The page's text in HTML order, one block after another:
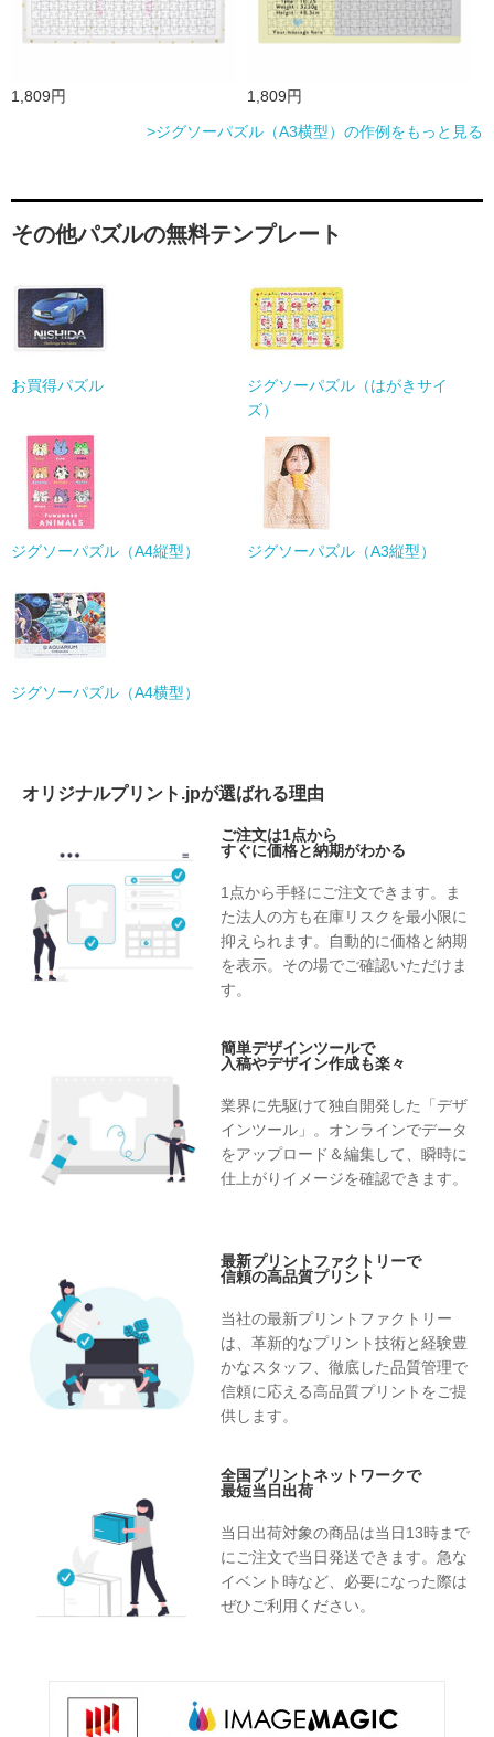
1,809円
1,809円
>ジグソーパズル（A3横型）の作例をもっと見る
その他パズルの無料テンプレート
お買得パズル
ジグソーパズル（はがきサイ
ズ）
ジグソーパズル（A4縦型） ジグソーパズル（A3縦型）
ジグソーパズル（A4横型）
オリジナルプリント.jpが選ばれる理由
ご注文は1点から
すぐに価格と納期がわかる
1点から手軽にご注文できます。ま
た法人の方も在庫リスクを最小限に
抑えられます。自動的に価格と納期
を表示。その場でご確認いただけま
す。
簡単デザインツールで
入稿やデザイン作成も楽々
業界に先駆けて独自開発した「デザ
インツール」。オンラインでデータ
をアップロード＆編集して、瞬時に
仕上がりイメージを確認できます。
最新プリントファクトリーで
信頼の高品質プリント
当社の最新プリントファクトリー
は、革新的なプリント技術と経験豊
かなスタッフ、徹底した品質管理で
信頼に応える高品質プリントをご提
供します。
全国プリントネットワークで
最短当日出荷
当日出荷対象の商品は当日13時まで
にご注文で当日発送できます。急な
イベント時など、必要になった際は
ぜひご利用ください。